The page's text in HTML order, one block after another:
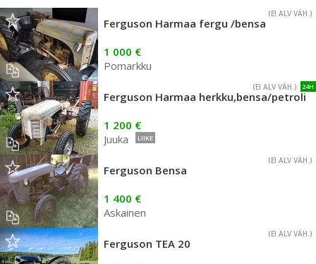
(EI ALV VÄH.)
Ferguson Harmaa fergu /bensa
1 000 €
Pomarkku
24H
(EI ALV VÄH.)
Ferguson Harmaa herkku,bensa/petroli
1 200 €
Juuka
LIIKE
(EI ALV VÄH.)
Ferguson Bensa
1 400 €
Askainen
(EI ALV VÄH.)
Ferguson TEA 20